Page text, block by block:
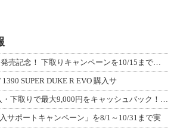
新型「RESO」インカム発売記念！ 下取りキャンペーンを10/15まで延長して開
SUPER DUKE R EVO 購入サ
B+COM 最新モデル購入・下取りで最大9,000円をキャッシュバック！「B+F
サポートキャンペーン」を8/1～10/31まで実